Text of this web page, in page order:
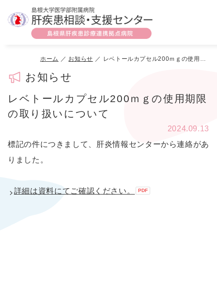
ホーム お知らせ レベトールカプセル200ｍｇの使用期限の取り扱いについて
お知らせ
レベトールカプセル200ｍｇの使用期限
の取り扱いについて
2024.09.13
標記の件につきまして、肝炎情報センターから連絡があ
りました。
詳細は資料にてご確認ください。